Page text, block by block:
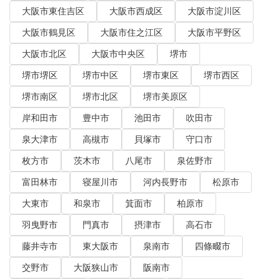
大阪市東住吉区
大阪市西成区
大阪市淀川区
大阪市鶴見区
大阪市住之江区
大阪市平野区
大阪市北区
大阪市中央区
堺市
堺市堺区
堺市中区 堺市東区
堺市西区
堺市南区
堺市北区
堺市美原区
岸和田市
豊中市 池田市
吹田市
泉大津市
高槻市 貝塚市
守口市
枚方市
茨木市 八尾市
泉佐野市
富田林市
寝屋川市 河内長野市
松原市
大東市
和泉市 箕面市
柏原市
羽曳野市
門真市 摂津市
高石市
藤井寺市
東大阪市 泉南市
四條畷市
交野市
大阪狭山市
阪南市